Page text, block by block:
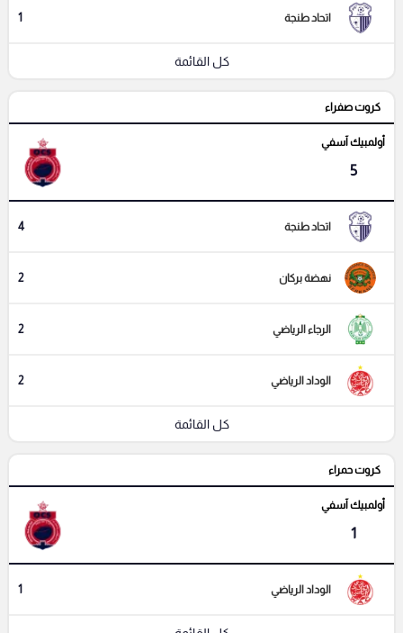
اتحاد طنجة 1
كل القائمة
كروت صفراء
أولمبيك آسفي
5
اتحاد طنجة 4
نهضة بركان 2
الرجاء الرياضي 2
الوداد الرياضي 2
كل القائمة
كروت حمراء
أولمبيك آسفي
1
الوداد الرياضي 1